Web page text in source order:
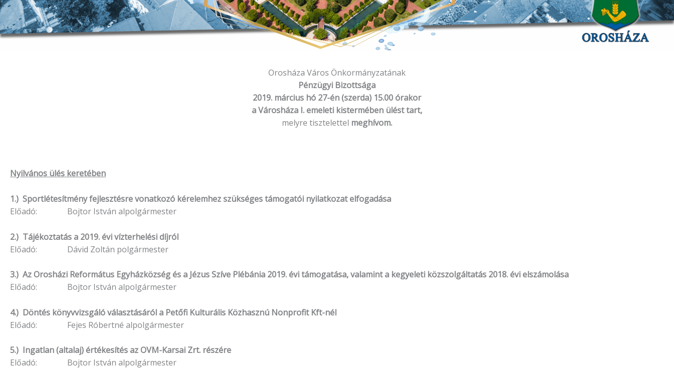
Orosháza Város Önkormányzatának
Pénzügyi Bizottsága
2019. március hó 27-én (szerda) 15.00 órakor
a Városháza I. emeleti kistermében ülést tart,
melyre tisztelettel meghívom.
Nyilvános ülés keretében
1.) Sportlétesítmény fejlesztésre vonatkozó kérelemhez szükséges támogatói nyilatkozat elfogadása
Előadó: Bojtor István alpolgármester
2.) Tájékoztatás a 2019. évi vízterhelési díjról
Előadó: Dávid Zoltán polgármester
3.) Az Orosházi Református Egyházközség és a Jézus Szíve Plébánia 2019. évi támogatása, valamint a kegyeleti közszolgáltatás 2018. évi elszámolása
Előadó: Bojtor István alpolgármester
4.) Döntés könyvvizsgáló választásáról a Petőfi Kulturális Közhasznú Nonprofit Kft-nél
Előadó: Fejes Róbertné alpolgármester
5.) Ingatlan (altalaj) értékesítés az OVM-Karsai Zrt. részére
Előadó: Bojtor István alpolgármester